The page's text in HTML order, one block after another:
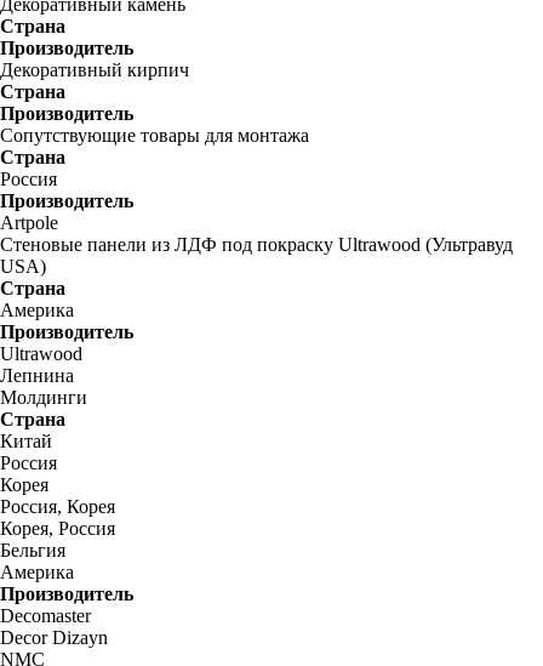
Декоративный камень
Страна
Производитель
Декоративный кирпич
Страна
Производитель
Сопутствующие товары для монтажа
Страна
Россия
Производитель
Artpole
Стеновые панели из ЛДФ под покраску Ultrawood (Ультравуд
USA)
Страна
Америка
Производитель
Ultrawood
Лепнина
Молдинги
Страна
Китай
Россия
Корея
Россия, Корея
Корея, Россия
Бельгия
Америка
Производитель
Decomaster
Decor Dizayn
NMC